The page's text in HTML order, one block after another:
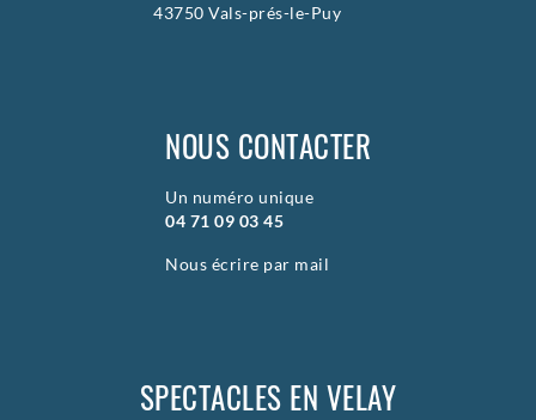
43750 Vals-prés-le-Puy
NOUS CONTACTER
Un numéro unique
04 71 09 03 45
Nous écrire par mail
SPECTACLES EN VELAY